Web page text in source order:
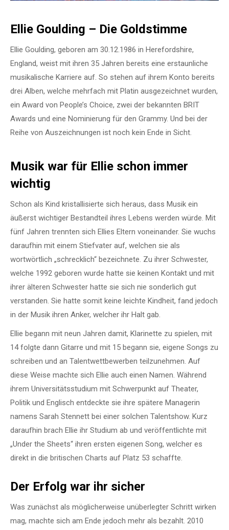
Ellie Goulding – Die Goldstimme
Ellie Goulding, geboren am 30.12.1986 in Herefordshire,
England, weist mit ihren 35 Jahren bereits eine erstaunliche
musikalische Karriere auf. So stehen auf ihrem Konto bereits
drei Alben, welche mehrfach mit Platin ausgezeichnet wurden,
ein Award von People’s Choice, zwei der bekannten BRIT
Awards und eine Nominierung für den Grammy. Und bei der
Reihe von Auszeichnungen ist noch kein Ende in Sicht.
Musik war für Ellie schon immer
wichtig
Schon als Kind kristallisierte sich heraus, dass Musik ein
äußerst wichtiger Bestandteil ihres Lebens werden würde. Mit
fünf Jahren trennten sich Ellies Eltern voneinander. Sie wuchs
daraufhin mit einem Stiefvater auf, welchen sie als
wortwörtlich „schrecklich“ bezeichnete. Zu ihrer Schwester,
welche 1992 geboren wurde hatte sie keinen Kontakt und mit
ihrer älteren Schwester hatte sie sich nie sonderlich gut
verstanden. Sie hatte somit keine leichte Kindheit, fand jedoch
in der Musik ihren Anker, welcher ihr Halt gab.
Ellie begann mit neun Jahren damit, Klarinette zu spielen, mit
14 folgte dann Gitarre und mit 15 begann sie, eigene Songs zu
schreiben und an Talentwettbewerben teilzunehmen. Auf
diese Weise machte sich Ellie auch einen Namen. Während
ihrem Universitätsstudium mit Schwerpunkt auf Theater,
Politik und Englisch entdeckte sie ihre spätere Managerin
namens Sarah Stennett bei einer solchen Talentshow. Kurz
daraufhin brach Ellie ihr Studium ab und veröffentlichte mit
„Under the Sheets“ ihren ersten eigenen Song, welcher es
direkt in die britischen Charts auf Platz 53 schaffte.
Der Erfolg war ihr sicher
Was zunächst als möglicherweise unüberlegter Schritt wirken
mag, machte sich am Ende jedoch mehr als bezahlt. 2010